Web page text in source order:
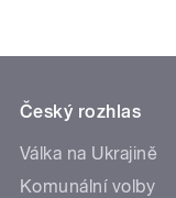
Český rozhlas
Válka na Ukrajině
Komunální volby